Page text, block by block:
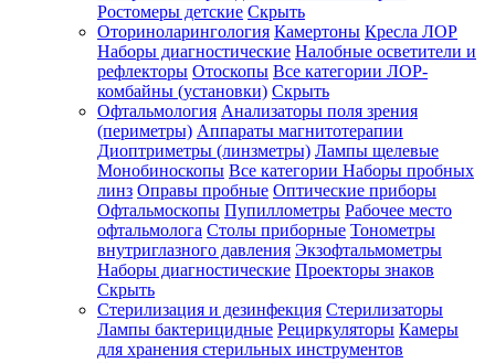
Ростомеры детские Скрыть
Оториноларингология Камертоны Кресла ЛОР
Наборы диагностические Налобные осветители и
рефлекторы Отоскопы Все категории ЛОР-
комбайны (установки) Скрыть
Офтальмология Анализаторы поля зрения
(периметры) Аппараты магнитотерапии
Диоптриметры (линзметры) Лампы щелевые
Монобиноскопы Все категории Наборы пробных
линз Оправы пробные Оптические приборы
Офтальмоскопы Пупиллометры Рабочее место
офтальмолога Столы приборные Тонометры
внутриглазного давления Экзофтальмометры
Наборы диагностические Проекторы знаков
Скрыть
Стерилизация и дезинфекция Стерилизаторы
Лампы бактерицидные Рециркуляторы Камеры
для хранения стерильных инструментов